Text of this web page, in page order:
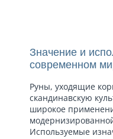
Значение и
современном
Руны, уходящие
скандинавскую
широкое
Используемые